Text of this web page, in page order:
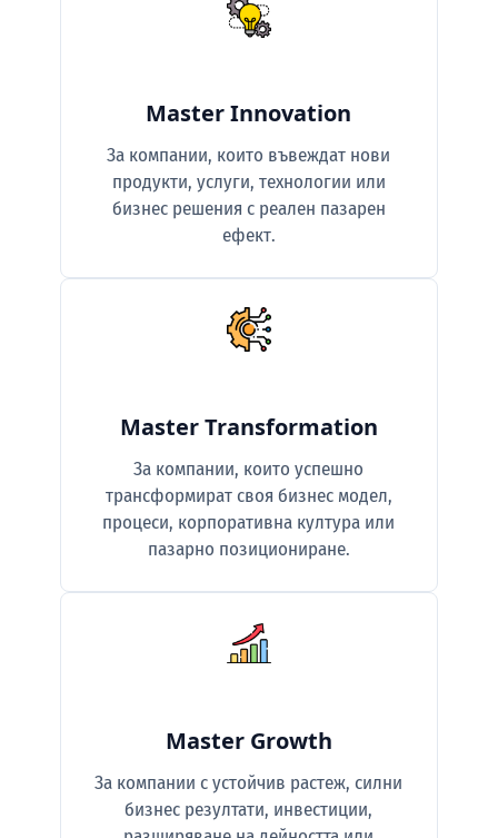
Master Innovation
За компании, които въвеждат нови
продукти, услуги, технологии или
бизнес решения с реален пазарен
ефект.
Master Transformation
За компании, които успешно
трансформират своя бизнес модел,
процеси, корпоративна култура или
пазарно позициониране.
Master Growth
За компании с устойчив растеж, силни
бизнес резултати, инвестиции,